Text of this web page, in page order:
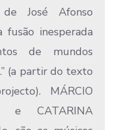
José Afonso
fusão inesperada
de mundos
(a partir do texto
MÁRCIO
e CATARINA